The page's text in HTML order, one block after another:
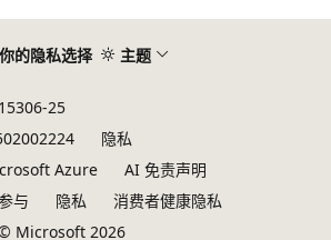
你的隐私选择 主题
25
隐私
Azure
AI 免责声明
与 隐私
消费者健康隐私
Microsoft 2026